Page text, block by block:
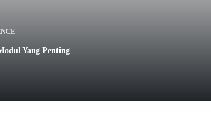
Yang Penting